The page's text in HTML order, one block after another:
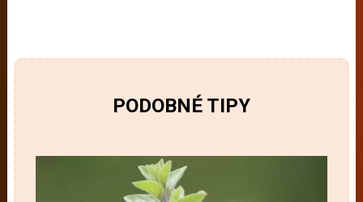
PODOBNÉ TIPY